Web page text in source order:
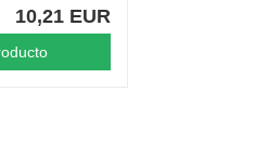
10,21 EUR